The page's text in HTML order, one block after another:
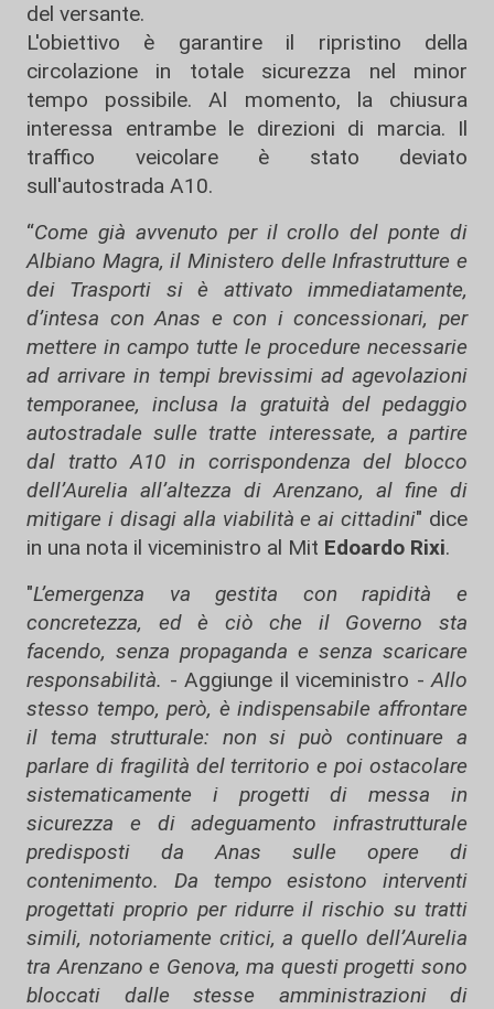
del versante.
L'obiettivo è garantire il ripristino della
circolazione in totale sicurezza nel minor
tempo possibile. Al momento, la chiusura
interessa entrambe le direzioni di marcia. Il
traffico veicolare è stato deviato
sull'autostrada A10.
“Come già avvenuto per il crollo del ponte di
Albiano Magra, il Ministero delle Infrastrutture e
dei Trasporti si è attivato immediatamente,
d’intesa con Anas e con i concessionari, per
mettere in campo tutte le procedure necessarie
ad arrivare in tempi brevissimi ad agevolazioni
temporanee, inclusa la gratuità del pedaggio
autostradale sulle tratte interessate, a partire
dal tratto A10 in corrispondenza del blocco
dell’Aurelia all’altezza di Arenzano, al fine di
mitigare i disagi alla viabilità e ai cittadini" dice
in una nota il viceministro al Mit Edoardo Rixi.
"L’emergenza va gestita con rapidità e
concretezza, ed è ciò che il Governo sta
facendo, senza propaganda e senza scaricare
responsabilità. - Aggiunge il viceministro -Allo
stesso tempo, però, è indispensabile affrontare
il tema strutturale: non si può continuare a
parlare di fragilità del territorio e poi ostacolare
sistematicamente i progetti di messa in
sicurezza e di adeguamento infrastrutturale
predisposti da Anas sulle opere di
contenimento. Da tempo esistono interventi
progettati proprio per ridurre il rischio su tratti
simili, notoriamente critici, a quello dell’Aurelia
tra Arenzano e Genova, ma questi progetti sono
bloccati dalle stesse amministrazioni di